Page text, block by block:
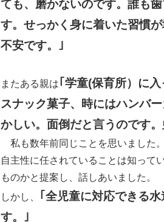
ても、磨かないのです。誰も
す。せっかく身に着いた習慣
不安です。｣
またある親は｢学童(保育所）に
スナック菓子、時にはハンバ
かしい。面倒だと言うのです
私も数年前同じことを思いました
自主性に任されていることは知って
ものかと提案し、話しあいました。
しかし、
｢全児童に対応できる
す。｣